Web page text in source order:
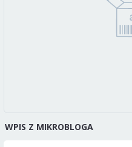
WPIS Z MIKROBLOGA